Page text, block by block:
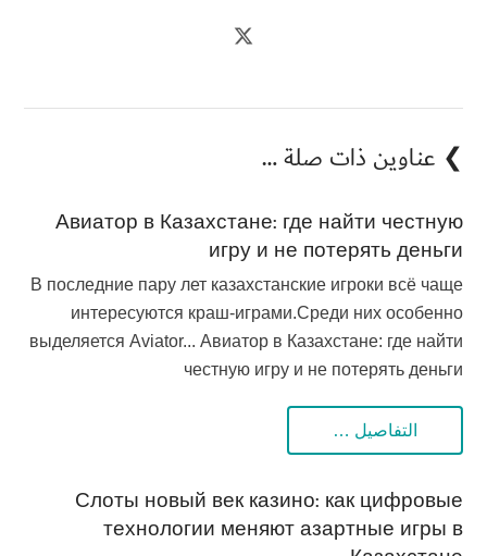
❯ عناوين ذات صلة …
Авиатор в Казахстане: где найти честную
игру и не потерять деньги
В последние пару лет казахстанские игроки всё чаще
интересуются краш-играми.Среди них особенно
выделяется Aviator... Авиатор в Казахстане: где найти
честную игру и не потерять деньги
التفاصيل …
Слоты новый век казино: как цифровые
технологии меняют азартные игры в